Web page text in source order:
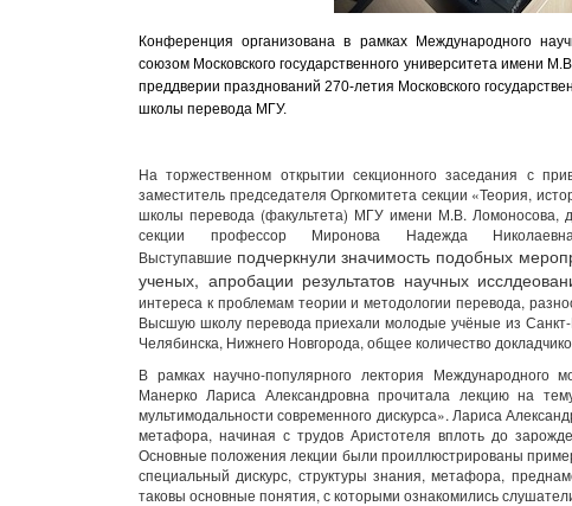
Конференция организована в рамках Международного
союзом Московского государственного университета имени
преддверии празднований 270-летия Московского
школы перевода МГУ.
На торжественном открытии секционного заседания с
заместитель председателя Оргкомитета секции «Теория,
школы перевода (факультета) МГУ имени М.В. Ломоносова,
секции профессор Миронова Надежда
Выступавшие подчеркнули значимость подобных
ученых, апробации результатов научных
интереса к проблемам теории и методологии перевода,
Высшую школу перевода приехали молодые учёные из
Челябинска, Нижнего Новгорода, общее количество
В рамках научно-популярного лектория Международного
Манерко Лариса Александровна прочитала лекцию на
мультимодальности современного дискурса». Лариса
метафора, начиная с трудов Аристотеля вплоть до
Основные положения лекции были проиллюстрированы
специальный дискурс, структуры знания, метафора,
таковы основные понятия, с которыми ознакомились